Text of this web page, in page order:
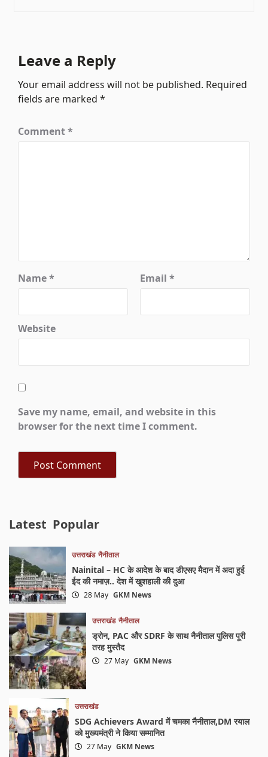
Leave a Reply
Your email address will not be published. Required
fields are marked*
Comment*
Name* Email *
Website
Save my name, email, and website in this
browser for the next time I comment.
Latest Popular
उत्तराखंड नैनीताल
Nainital – HC के आदेश के बाद डीएसए मैदान में अदा हुई
ईद की नमाज़.. देश में खुशहाली की दुआ
28 May GKM News
उत्तराखंड नैनीताल
ड्रोन, PAC और SDRF के साथ नैनीताल पुलिस पूरी
तरह मुस्तैद
27 May GKM News
उत्तराखंड
SDG Achievers Award में चमका नैनीताल,DM रयाल
को मुख्यमंत्री ने किया सम्मानित
27 May GKM News